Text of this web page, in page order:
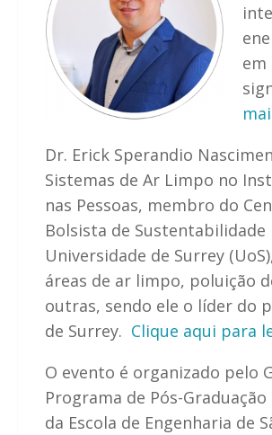
em
Dr. Erick Sperandio
Sistemas de Ar Limpo no
nas Pessoas, membro do
Bolsista de
Universidade de Surrey
áreas de ar limpo, poluição
outras, sendo ele o líder do
de Surrey. Clique aqui para
O evento é organizado pelo
Programa de Pós-
da Escola de Engenharia de